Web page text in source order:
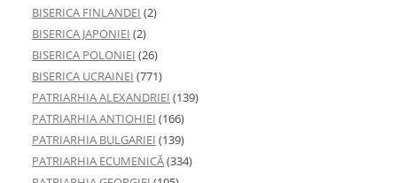
BISERICA FINLANDEI (2)
BISERICA JAPONIEI (2)
BISERICA POLONIEI (26)
BISERICA UCRAINEI (771)
PATRIARHIA ALEXANDRIEI (139)
PATRIARHIA ANTIOHIEI (166)
PATRIARHIA BULGARIEI (139)
PATRIARHIA ECUMENICĂ(334)